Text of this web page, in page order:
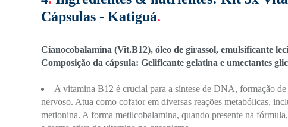
Cápsulas - Katiguá.
Cianocobalamina (Vit.B12), óleo de girassol, emulsificante
Composição da cápsula: Gelificante gelatina e umectantes
A vitamina B12 é crucial para a síntese de DNA, formação de
nervoso. Atua como cofator em diversas reações metabólicas,
metionina. A forma metilcobalamina, quando presente na